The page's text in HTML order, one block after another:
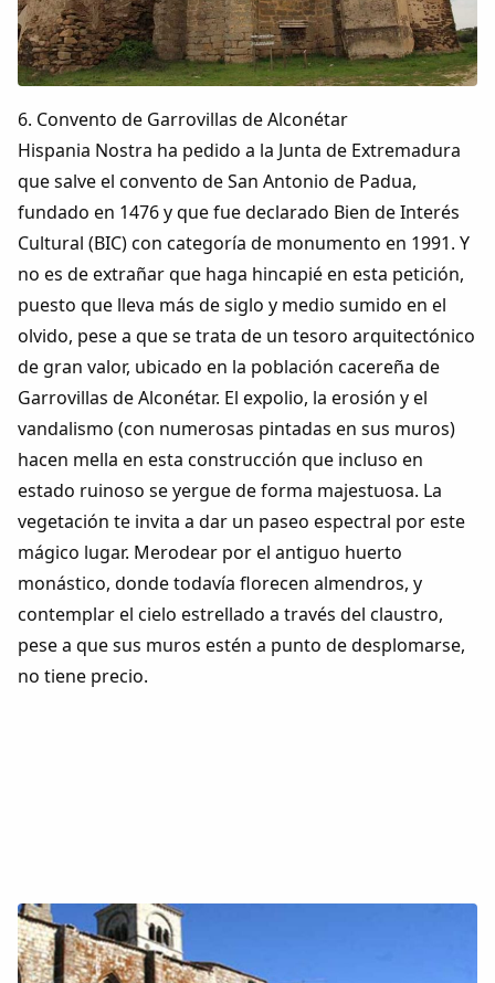
6. Convento de Garrovillas de Alconétar
Hispania Nostra ha pedido a la Junta de Extremadura
que salve el convento de San Antonio de Padua,
fundado en 1476 y que fue declarado Bien de Interés
Cultural (BIC) con categoría de monumento en 1991. Y
no es de extrañar que haga hincapié en esta petición,
puesto que lleva más de siglo y medio sumido en el
olvido, pese a que se trata de un tesoro arquitectónico
de gran valor, ubicado en la población cacereña de
Garrovillas de Alconétar. El expolio, la erosión y el
vandalismo (con numerosas pintadas en sus muros)
hacen mella en esta construcción que incluso en
estado ruinoso se yergue de forma majestuosa. La
vegetación te invita a dar un paseo espectral por este
mágico lugar. Merodear por el antiguo huerto
monástico, donde todavía florecen almendros, y
contemplar el cielo estrellado a través del claustro,
pese a que sus muros estén a punto de desplomarse,
no tiene precio.